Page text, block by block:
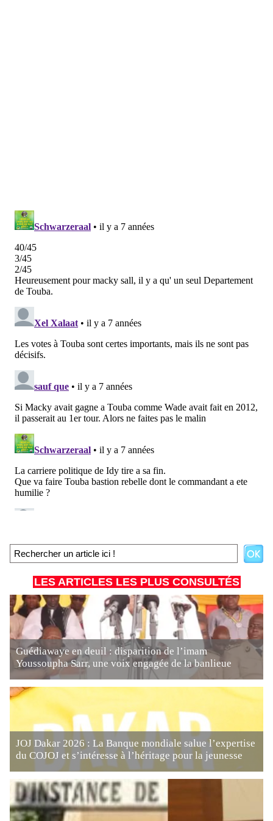
LES ARTICLES LES PLUS CONSULTÉS
Guédiawaye en deuil : disparition de l’imam
Youssoupha Sarr, une voix engagée de la banlieue
JOJ Dakar 2026 : La Banque mondiale salue l’expertise
du COJOJ et s’intéresse à l’héritage pour la jeunesse